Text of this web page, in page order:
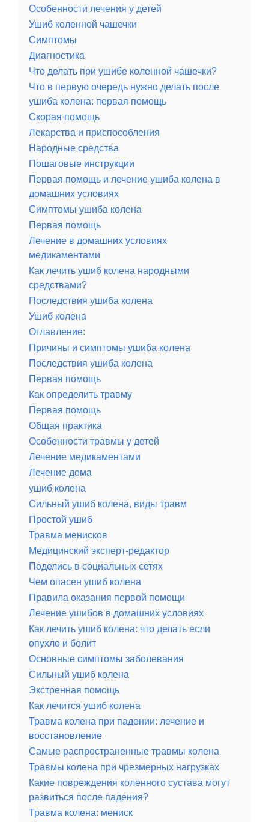
Особенности лечения у детей
Ушиб коленной чашечки
Симптомы
Диагностика
Что делать при ушибе коленной чашечки?
Что в первую очередь нужно делать после
ушиба колена: первая помощь
Скорая помощь
Лекарства и приспособления
Народные средства
Пошаговые инструкции
Первая помощь и лечение ушиба колена в
домашних условиях
Симптомы ушиба колена
Первая помощь
Лечение в домашних условиях
медикаментами
Как лечить ушиб колена народными
средствами?
Последствия ушиба колена
Ушиб колена
Оглавление:
Причины и симптомы ушиба колена
Последствия ушиба колена
Первая помощь
Как определить травму
Первая помощь
Общая практика
Особенности травмы у детей
Лечение медикаментами
Лечение дома
ушиб колена
Сильный ушиб колена, виды травм
Простой ушиб
Травма менисков
Медицинский эксперт-редактор
Поделись в социальных сетях
Чем опасен ушиб колена
Правила оказания первой помощи
Лечение ушибов в домашних условиях
Как лечить ушиб колена: что делать если
опухло и болит
Основные симптомы заболевания
Сильный ушиб колена
Экстренная помощь
Как лечится ушиб колена
Травма колена при падении: лечение и
восстановление
Самые распространенные травмы колена
Травмы колена при чрезмерных нагрузках
Какие повреждения коленного сустава могут
развиться после падения?
Травма колена: мениск